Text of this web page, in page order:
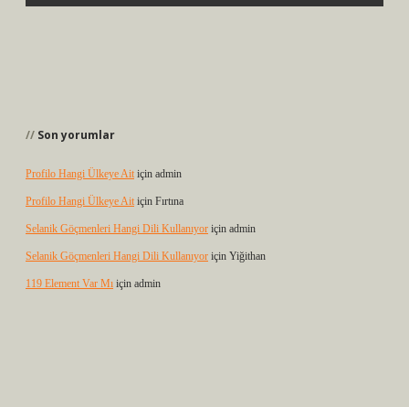
Son yorumlar
Profilo Hangi Ülkeye Ait için admin
Profilo Hangi Ülkeye Ait için Fırtına
Selanik Göçmenleri Hangi Dili Kullanıyor için admin
Selanik Göçmenleri Hangi Dili Kullanıyor için Yiğithan
119 Element Var Mı için admin